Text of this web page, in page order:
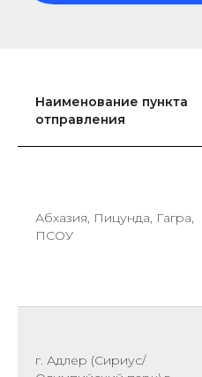
Наименование пункта
отправления
Абхазия, Пицунда, Гагра,
ПСОУ
г. Адлер (Сириус/